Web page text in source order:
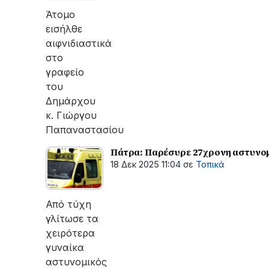
Άτομο
εισήλθε
αιφνιδιαστικά
στο
γραφείο
του
Δημάρχου
κ. Γιώργου
Παπαναστασίου
Πάτρα: Παρέσυρε 27χρονη
18 Δεκ 2025 11:04 σε Τοπικά
Από τύχη
γλίτωσε τα
χειρότερα
γυναίκα
αστυνομικός